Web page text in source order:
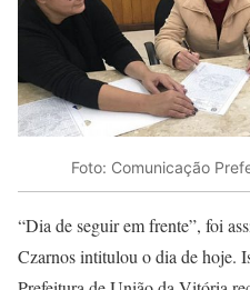
Foto: Comunicação
“Dia de seguir em frente”, foi
Czarnos intitulou o dia de hoje.